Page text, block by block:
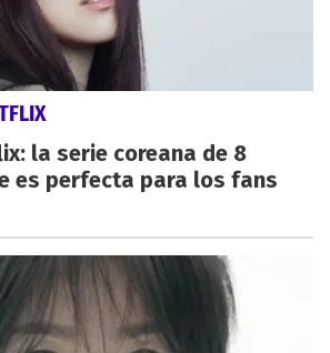
la serie coreana de 8
es perfecta para los fans